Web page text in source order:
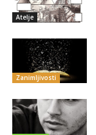
Atelje
Zanimljivosti